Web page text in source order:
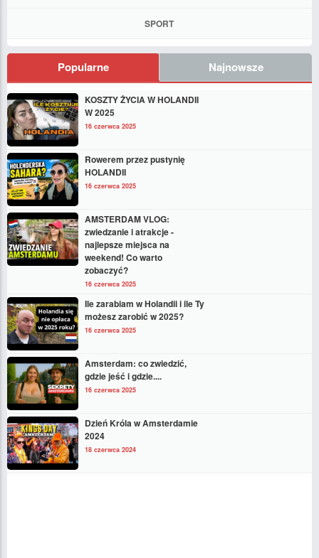
SPORT
Popularne Najnowsze
KOSZTY ŻYCIA W HOLANDII
W 2025
16 czerwca 2025
Rowerem przez pustynię
HOLANDII
16 czerwca 2025
AMSTERDAM VLOG:
zwiedzanie i atrakcje -
najlepsze miejsca na
weekend! Co warto
zobaczyć?
16 czerwca 2025
Ile zarabiam w Holandii i ile Ty
możesz zarobić w 2025?
16 czerwca 2025
Amsterdam: co zwiedzić,
gdzie jeść i gdzie....
16 czerwca 2025
Dzień Króla w Amsterdamie
2024
18 czerwca 2024